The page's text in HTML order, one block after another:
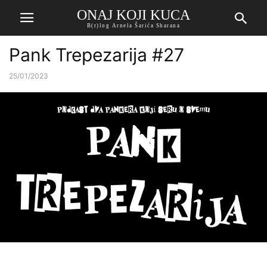
ONAJ KOJI KUCA
B(r)log Arnela Šarića Sharana
Pank Trepezarija #27
25/01/2023